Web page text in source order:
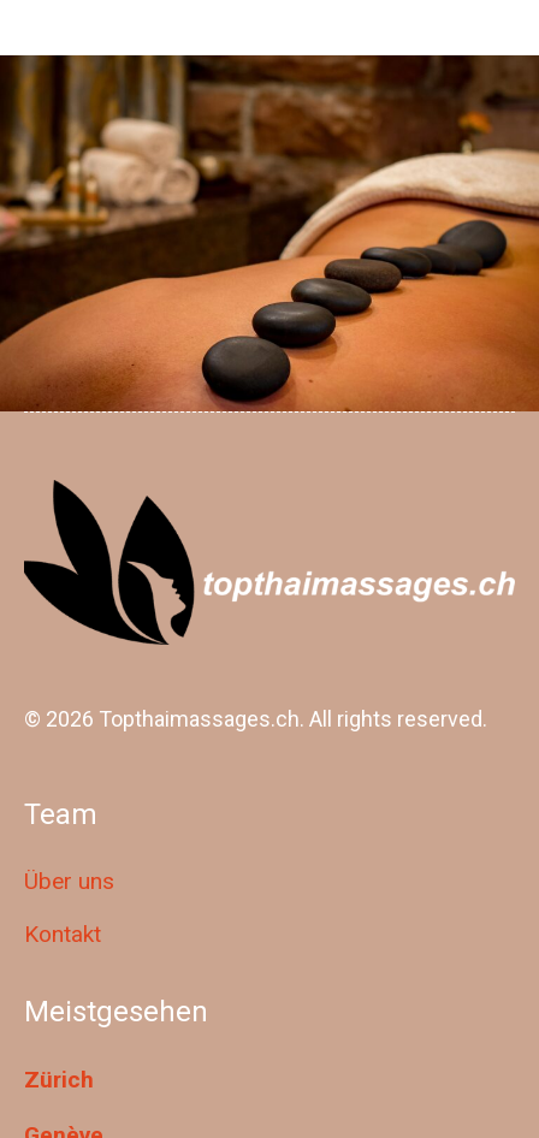
© 2026 Topthaimassages.ch. All rights reserved.
Team
Über uns
Kontakt
Meistgesehen
Zürich